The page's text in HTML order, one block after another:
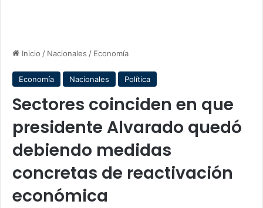
Inicio / Nacionales / Economía
Economía Nacionales Política
Sectores coinciden en que
presidente Alvarado quedó
debiendo medidas
concretas de reactivación
económica